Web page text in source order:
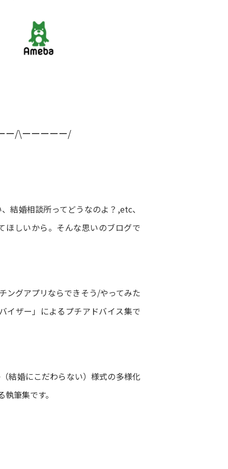
ー/\ーーーーー/
結婚相談所ってどうなのよ？,etc、
ほしいから。そんな思いのブログで
ングアプリならできそう/やってみた
イザー」によるプチアドバイス集で
結婚にこだわらない）様式の多様化
筆集です。